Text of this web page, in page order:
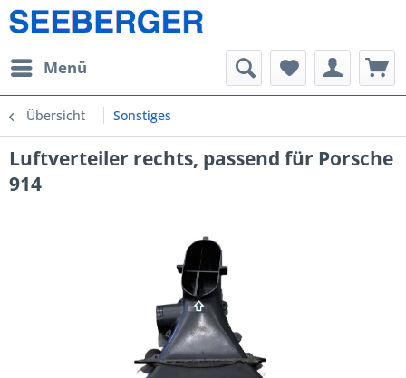
Menü
Übersicht Sonstiges
Luftverteiler rechts, passend für Porsche
914